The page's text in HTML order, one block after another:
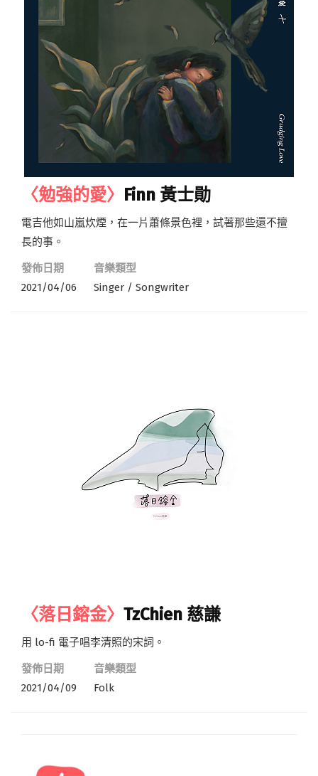
〈勉強的愛〉 Finn 黃士勛
電吉他如山嵐炊煙，在一片蕭條景色裡，試著那些還不擅
長的事。
發佈日期
2021/04/06
音樂類型
Singer / Songwriter
〈落日鎔金〉 TzChien 慈謙
用 lo-fi 電子唱李清照的宋詞。
發佈日期
2021/04/09
音樂類型
Folk